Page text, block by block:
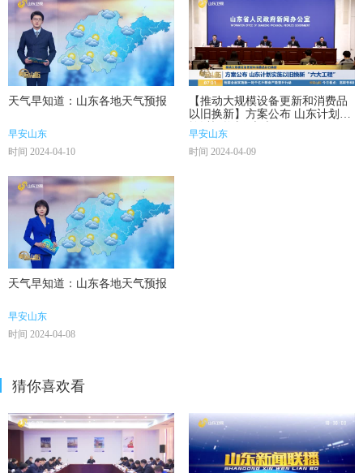
天气早知道：山东各地天气预报
早安山东
时间 2024-04-10
【推动大规模设备更新和消费品
以旧换新】方案公布 山东计划实
施以旧换新“六大工程”
早安山东
时间 2024-04-09
天气早知道：山东各地天气预报
早安山东
时间 2024-04-08
猜你喜欢看